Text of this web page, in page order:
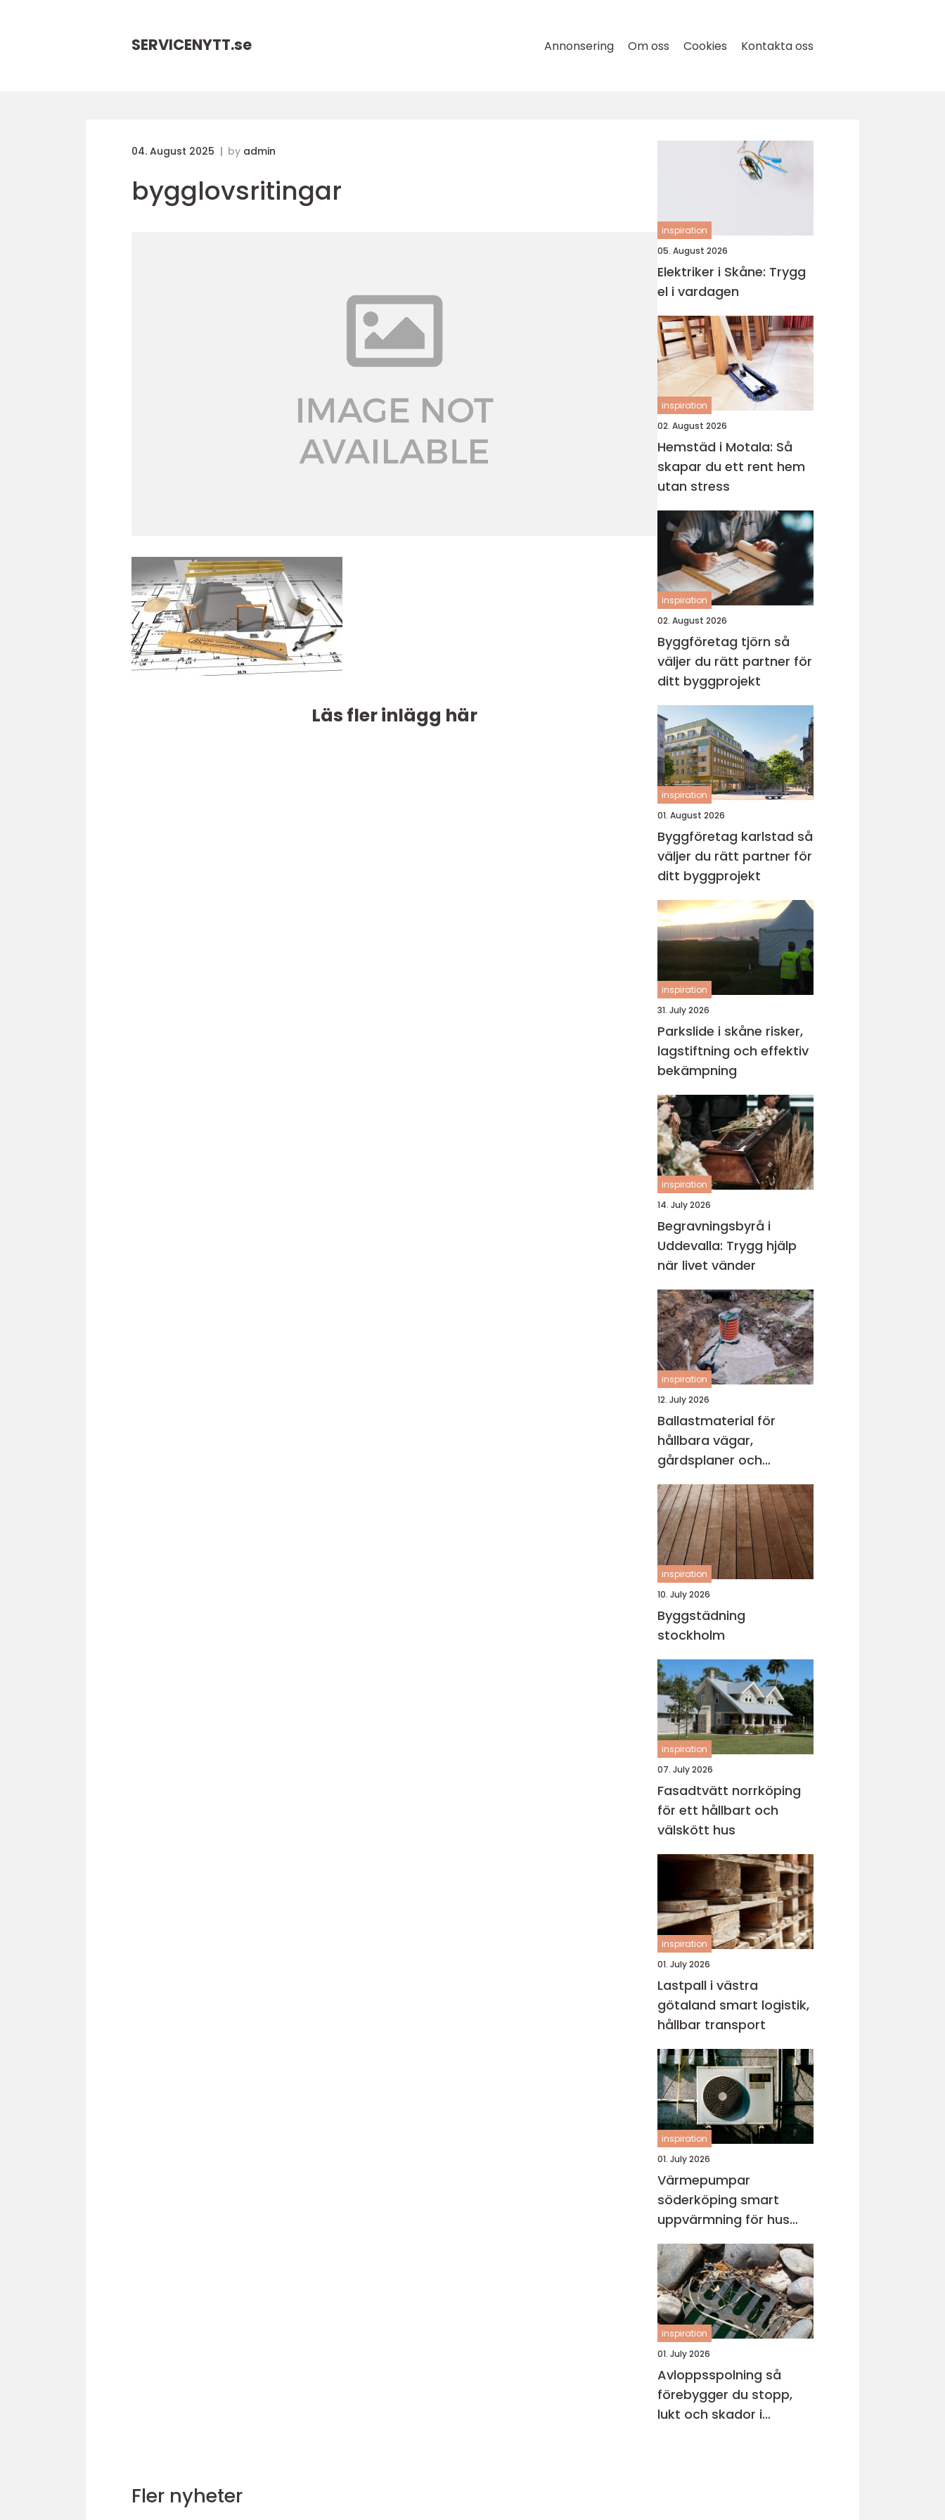
SERVICENYTT.se Annonsering Om oss Cookies Kontakta oss
04. August 2025 by admin
bygglovsritingar
Läs fler inlägg här
inspiration
05. August 2026
Elektriker i Skåne: Trygg
el i vardagen
inspiration
02. August 2026
Hemstäd i Motala: Så
skapar du ett rent hem
utan stress
inspiration
02. August 2026
Byggföretag tjörn så
väljer du rätt partner för
ditt byggprojekt
inspiration
01. August 2026
Byggföretag karlstad så
väljer du rätt partner för
ditt byggprojekt
inspiration
31. July 2026
Parkslide i skåne risker,
lagstiftning och effektiv
bekämpning
inspiration
14. July 2026
Begravningsbyrå i
Uddevalla: Trygg hjälp
när livet vänder
inspiration
12. July 2026
Ballastmaterial för
hållbara vägar,
gårdsplaner och
byggprojekt
inspiration
10. July 2026
Byggstädning
stockholm
inspiration
07. July 2026
Fasadtvätt norrköping
för ett hållbart och
välskött hus
inspiration
01. July 2026
Lastpall i västra
götaland smart logistik,
hållbar transport
inspiration
01. July 2026
Värmepumpar
söderköping smart
uppvärmning för hus
och fritidsboende
inspiration
01. July 2026
Avloppsspolning så
förebygger du stopp,
lukt och skador i
Fler nyheter